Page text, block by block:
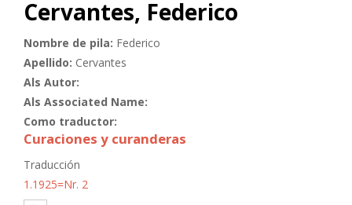
Cervantes, Federico
Nombre de pila: Federico
Apellido: Cervantes
Als Autor:
Als Associated Name:
Como traductor:
Curaciones y curanderas
Traducción
1.1925=Nr. 2